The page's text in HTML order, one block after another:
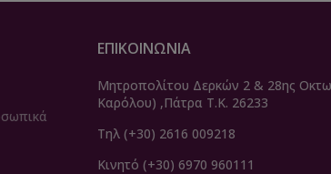
ΕΠΙΚΟΙΝΩΝΙΑ
Μητροπολίτου Δερκών 2 & 28ης
Καρόλου) ,Πάτρα Τ.Κ. 26233
Τηλ (+30) 2616 009218
Κινητό (+30) 6970 960111